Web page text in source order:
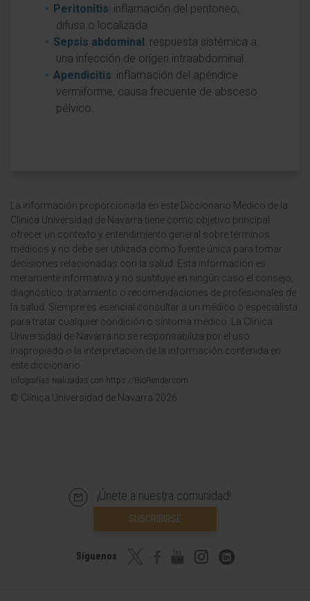
Peritonitis: inflamación del peritoneo,
difusa o localizada.
Sepsis abdominal: respuesta sistémica a
una infección de origen intraabdominal.
Apendicitis: inflamación del apéndice
vermiforme, causa frecuente de absceso
pélvico.
La información proporcionada en este Diccionario Médico de la
Clínica Universidad de Navarra tiene como objetivo principal
ofrecer un contexto y entendimiento general sobre términos
médicos y no debe ser utilizada como fuente única para tomar
decisiones relacionadas con la salud. Esta información es
meramente informativa y no sustituye en ningún caso el consejo,
diagnóstico, tratamiento o recomendaciones de profesionales de
la salud. Siempre es esencial consultar a un médico o especialista
para tratar cualquier condición o síntoma médico. La Clínica
Universidad de Navarra no se responsabiliza por el uso
inapropiado o la interpretación de la información contenida en
este diccionario.
Infografías realizadas con https://BioRender.com
© Clínica Universidad de Navarra 2026
¡Únete a nuestra comunidad!
SUSCRIBIRSE
Síguenos